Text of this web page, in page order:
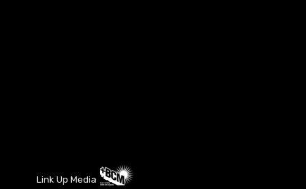
Link Up Media